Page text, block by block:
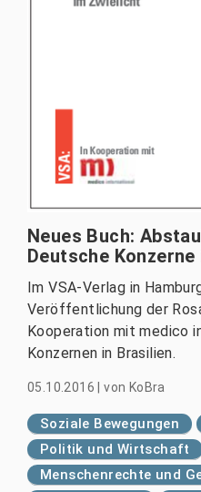
Neues Buch:
Deutsche
Im VSA-Verlag in
Veröffentlichung der
Kooperation mit medico
Konzernen in Brasilien.
05.10.2016|von KoBra
Soziale Bewegungen
Politik und Wirtschaft
Menschenrechte und